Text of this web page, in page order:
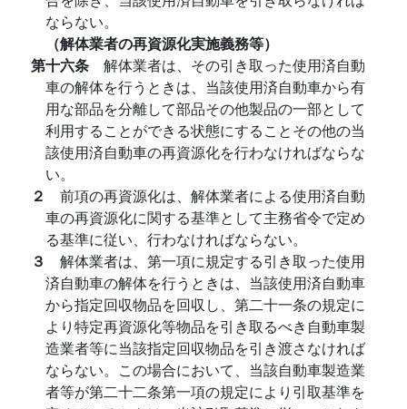
ならない。
（解体業者の再資源化実施義務等）
第十六条 解体業者は、その引き取った使用済自動
車の解体を行うときは、当該使用済自動車から有
用な部品を分離して部品その他製品の一部として
利用することができる状態にすることその他の当
該使用済自動車の再資源化を行わなければならな
い。
２ 前項の再資源化は、解体業者による使用済自動
車の再資源化に関する基準として主務省令で定め
る基準に従い、行わなければならない。
３ 解体業者は、第一項に規定する引き取った使用
済自動車の解体を行うときは、当該使用済自動車
から指定回収物品を回収し、第二十一条の規定に
より特定再資源化等物品を引き取るべき自動車製
造業者等に当該指定回収物品を引き渡さなければ
ならない。この場合において、当該自動車製造業
者等が第二十二条第一項の規定により引取基準を